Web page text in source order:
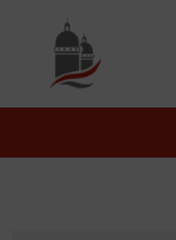
principal